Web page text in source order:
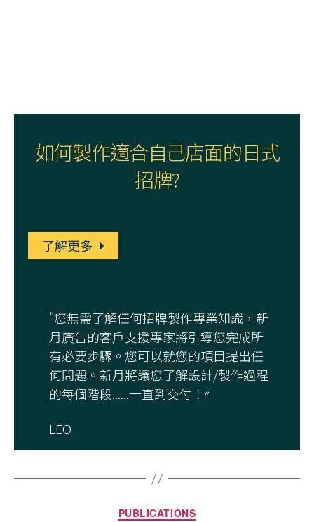
如何製作適合自己店面的日式
招牌?
了解更多
"您無需了解任何招牌製作專業知識，新
月廣告的客戶支援專家將引導您完成所
有必要步驟。您可以就您的項目提出任
何問題。新月將讓您了解設計/製作過程
的每個階段......一直到交付！״
LEO
PUBLICATIONS